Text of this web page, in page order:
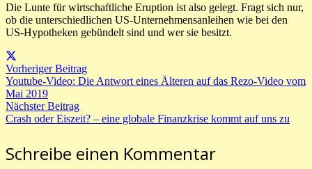
Die Lunte für wirtschaftliche Eruption ist also gelegt. Fragt sich nur,
ob die unterschiedlichen US-Unternehmensanleihen wie bei den
US-Hypotheken gebündelt sind und wer sie besitzt.
Vorheriger Beitrag
Youtube-Video: Die Antwort eines Älteren auf das Rezo-Video vom
Mai 2019
Nächster Beitrag
Crash oder Eiszeit? – eine globale Finanzkrise kommt auf uns zu
Schreibe einen Kommentar